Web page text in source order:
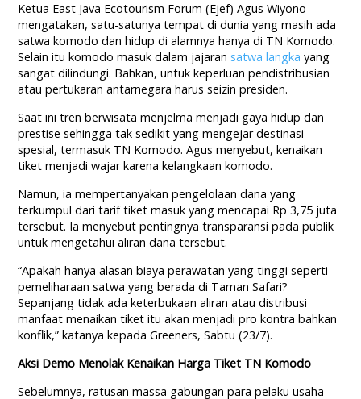
Ketua East Java Ecotourism Forum (Ejef) Agus Wiyono
mengatakan, satu-satunya tempat di dunia yang masih ada
satwa komodo dan hidup di alamnya hanya di TN Komodo.
Selain itu komodo masuk dalam jajaran satwa langka yang
sangat dilindungi. Bahkan, untuk keperluan pendistribusian
atau pertukaran antarnegara harus seizin presiden.
Saat ini tren berwisata menjelma menjadi gaya hidup dan
prestise sehingga tak sedikit yang mengejar destinasi
spesial, termasuk TN Komodo. Agus menyebut, kenaikan
tiket menjadi wajar karena kelangkaan komodo.
Namun, ia mempertanyakan pengelolaan dana yang
terkumpul dari tarif tiket masuk yang mencapai Rp 3,75 juta
tersebut. Ia menyebut pentingnya transparansi pada publik
untuk mengetahui aliran dana tersebut.
“Apakah hanya alasan biaya perawatan yang tinggi seperti
pemeliharaan satwa yang berada di Taman Safari?
Sepanjang tidak ada keterbukaan aliran atau distribusi
manfaat menaikan tiket itu akan menjadi pro kontra bahkan
konflik,” katanya kepada Greeners, Sabtu (23/7).
Aksi Demo Menolak Kenaikan Harga Tiket TN Komodo
Sebelumnya, ratusan massa gabungan para pelaku usaha